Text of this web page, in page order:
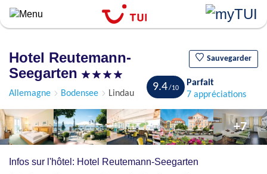
Aller
principal
Hotel Reutemann-
Seegarten
Sauvegarder
Allemagne Bodensee Lindau
9.4
Parfait
7 appréciations
+7
Infos sur l'hôtel: Hotel Reutemann-Seegarten